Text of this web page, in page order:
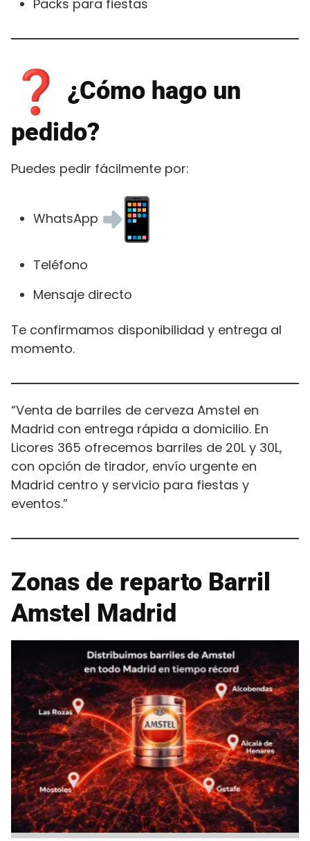
Packs para fiestas
¿Cómo hago un
pedido?
Puedes pedir fácilmente por:
WhatsApp
Teléfono
Mensaje directo
Te confirmamos disponibilidad y entrega al
momento.
“Venta de barriles de cerveza Amstel en
Madrid con entrega rápida a domicilio. En
Licores 365 ofrecemos barriles de 20L y 30L,
con opción de tirador, envío urgente en
Madrid centro y servicio para fiestas y
eventos.”
Zonas de reparto Barril
Amstel Madrid